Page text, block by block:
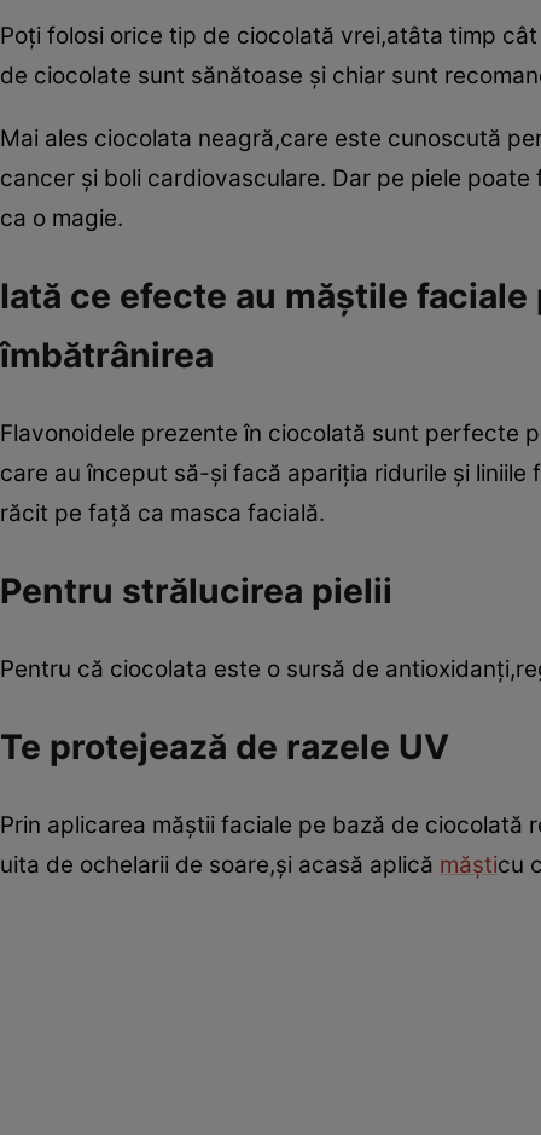
Poţi folosi orice tip de ciocolată vrei,atâta timp
de ciocolate sunt sănătoase şi chiar sunt
Mai ales ciocolata neagră,care este cunoscută
cancer şi boli cardiovasculare. Dar pe piele
ca o magie.
Iată ce efecte au măştile
îmbătrânirea
Flavonoidele prezente în ciocolată sunt perfecte
care au început să-şi facă apariţia ridurile şi
răcit pe faţă ca masca facială.
Pentru strălucirea pielii
Pentru că ciocolata este o sursă de
Te protejează de razele UV
Prin aplicarea măştii faciale pe bază de ciocolată
uita de ochelarii de soare,şi acasă aplică măşticu